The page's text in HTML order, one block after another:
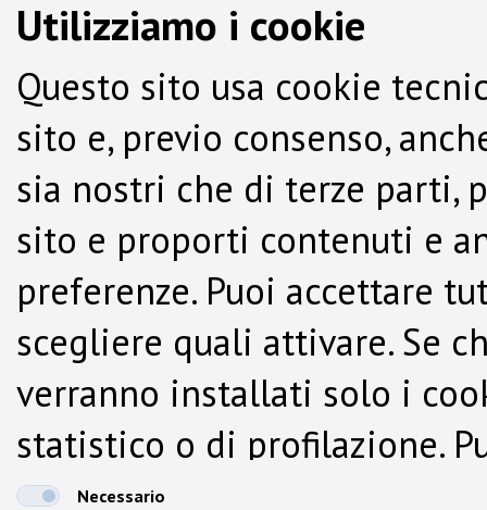
Utilizziamo i cookie
Questo sito usa cookie
sito e, previo consenso,
sia nostri che di terze parti,
sito e proporti contenuti e
preferenze. Puoi accettare
scegliere quali attivare. Se
verranno installati solo i
statistico o di profilazione.
dalla Cookie Policy.
Necessario